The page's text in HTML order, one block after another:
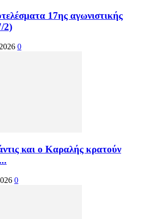
17ης αγωνιστικής
2)
0
και ο Καραλής κρατούν
0